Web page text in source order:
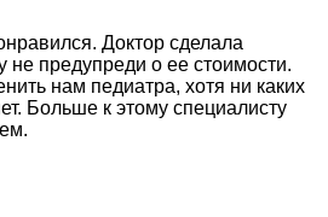
Доктор сделала
не предупреди о ее стоимости.
нам педиатра, хотя ни каких
Больше к этому специалисту